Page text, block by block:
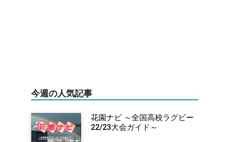
今週の人気記事
花園ナビ ～全国高校ラグビー
22/23大会ガイド～